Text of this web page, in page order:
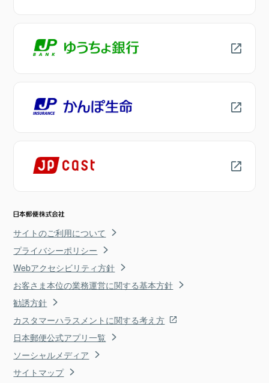
サイトのご利用について
プライバシーポリシー
Webアクセシビリティ方針
お客さま本位の業務運営に関する基本方針
勧誘方針
カスタマーハラスメントに関する考え方
日本郵便公式アプリ一覧
ソーシャルメディア
サイトマップ